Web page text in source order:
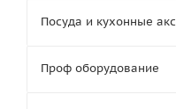
Посуда и кухонные
Проф оборудование